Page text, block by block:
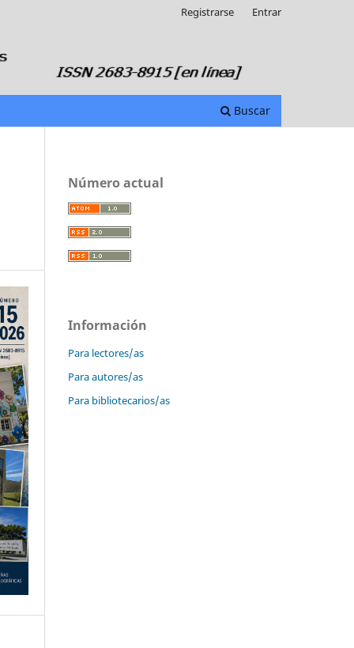
Buscar
Registrarse Entrar
Número actual
Información
Para lectores/as
Para autores/as
Para bibliotecarios/as